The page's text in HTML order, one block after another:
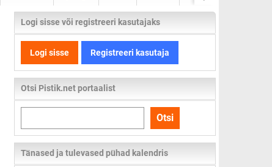
Logi sisse või registreeri kasutajaks
Logi sisse Registreeri kasutaja
Otsi Pistik.net portaalist
kogu
lehelt
Otsi
Tänased ja tulevased pühad kalendris